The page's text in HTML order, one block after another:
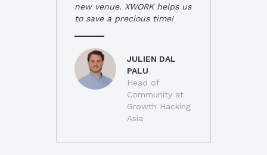
new venue. XWORK helps us
to save a precious time!
JULIEN DAL
PALU
Head of
Community at
Growth Hacking
Asia